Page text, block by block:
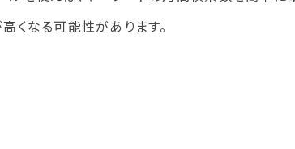
くなる可能性があります。